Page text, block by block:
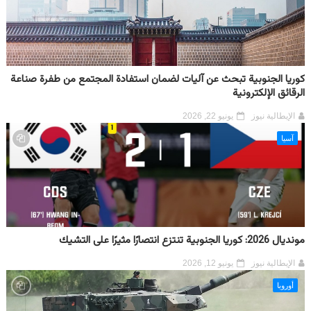
كوريا الجنوبية تبحث عن آليات لضمان استفادة المجتمع من طفرة صناعة
الرقائق الإلكترونية
الإيطالية نيوز يونيو 22, 2026
آسيا
مونديال 2026: كوريا الجنوبية تنتزع انتصارًا مثيرًا على التشيك
الإيطالية نيوز يونيو 12, 2026
أوروبا